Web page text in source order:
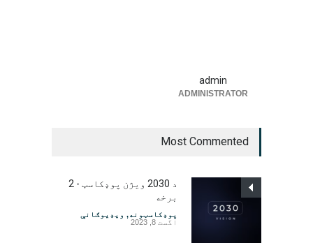
admin
ADMINISTRATOR
Most Commented
د 2030 ویژن پوډکاسټ - 2
برخه
پوډکاسټونه, ویډیوګانې
اگست 8, 2023